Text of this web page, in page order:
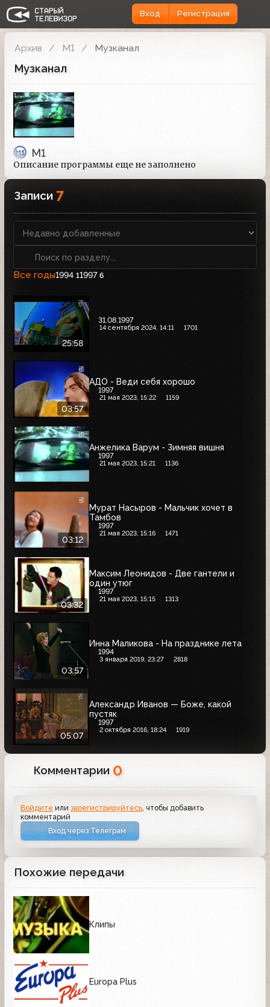
Вход Регистрация
Архив М1 Музканал
Музканал
М1
Описание программы еще не заполнено
Записи 7
Все годы1994 11997 6
25:58
31.08.1997
14 сентября 2024, 14:11 1701
03:57
АДО - Веди себя хорошо
1997
21 мая 2023, 15:22 1159
Анжелика Варум - Зимняя вишня
1997
21 мая 2023, 15:21 1136
03:12
Мурат Насыров - Мальчик хочет в
Тамбов
1997
21 мая 2023, 15:16 1471
03:32
Максим Леонидов - Две гантели и
один утюг
1997
21 мая 2023, 15:15 1313
03:57
Инна Маликова - На празднике лета
1994
3 января 2019, 23:27 2818
05:07
Александр Иванов — Боже, какой
пустяк
1997
2 октября 2016, 18:24 1919
Комментарии 0
Войдите илизарегистрируйтесь , чтобы добавить
комментарий
Вход через Телеграм
Похожие передачи
Клипы
Europa Plus